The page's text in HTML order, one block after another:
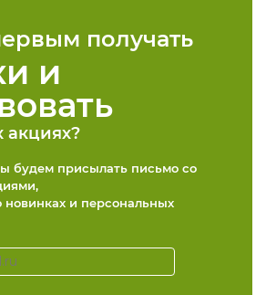
получать
и
акциях?
будем присылать письмо со
новинках и персональных